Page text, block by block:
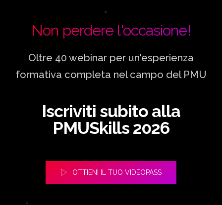
Non perdere l'occasione!
Oltre 40 webinar per un'esperienza
formativa completa nel campo del PMU
Iscriviti subito alla
PMUSkills 2026
OTTIENI IL TUO VIDEOPASS